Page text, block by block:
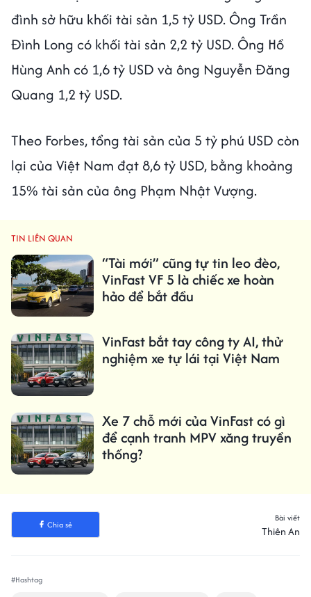
đình sở hữu khối tài sản 1,5 tỷ USD. Ông Trần
Đình Long có khối tài sản 2,2 tỷ USD. Ông Hồ
Hùng Anh có 1,6 tỷ USD và ông Nguyễn Đăng
Quang 1,2 tỷ USD.
Theo Forbes, tổng tài sản của 5 tỷ phú USD còn
lại của Việt Nam đạt 8,6 tỷ USD, bằng khoảng
15% tài sản của ông Phạm Nhật Vượng.
TIN LIÊN QUAN
“Tài mới” cũng tự tin leo đèo,
VinFast VF 5 là chiếc xe hoàn
hảo để bắt đầu
VinFast bắt tay công ty AI, thử
nghiệm xe tự lái tại Việt Nam
Xe 7 chỗ mới của VinFast có gì
để cạnh tranh MPV xăng truyền
thống?
Chia sẻ
Bài viết
Thiên An
#Hashtag